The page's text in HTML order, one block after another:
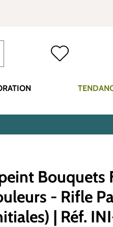
Bouquets
- Rifle
| Réf.